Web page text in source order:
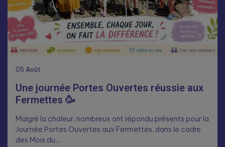
05 Août
Une journée Portes Ouvertes réussie aux
Fermettes 🥳
Malgré la chaleur, nombreux ont répondu présents pour la
Journée Portes Ouvertes aux Fermettes, dans le cadre
des Mois du…